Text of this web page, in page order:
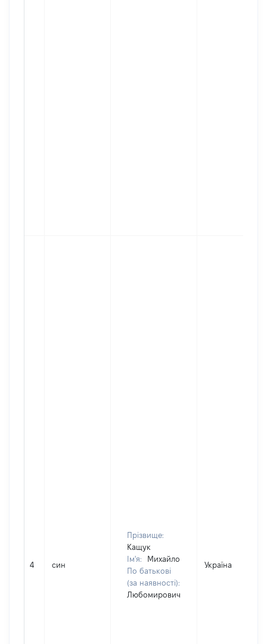
4 син
Прізвище:
Кащук
Ім'я:
Михайло
По батькові
(за наявності):
Любомирович
Україна